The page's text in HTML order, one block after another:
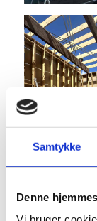
Samtykke
Denne